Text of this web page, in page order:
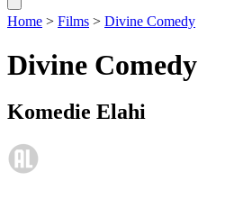
Home > Films > Divine Comedy
Divine Comedy
Komedie Elahi